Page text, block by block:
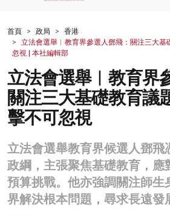
財經
生活
健康
商業
科技
影片
名家榜
灼見活動
首頁 政局
香港
立法會選舉︱教育界參選人鄧飛：關注三大基
忽視 | 本社編輯部
立法會選舉︱教育界
關注三大基礎教育議
擊不可忽視
立法會選舉教育界候選人鄧飛
政綱，主張聚焦基礎教育，應
預算挑戰。他亦強調關注師生
界解決根本問題，尋求長遠發